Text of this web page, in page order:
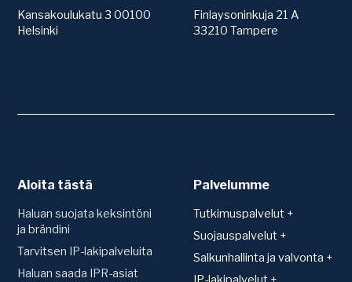
Kansakoulukatu 3 00100
Helsinki
Finlaysoninkuja 21 A
33210 Tampere
Aloita tästä
Haluan suojata keksintöni
ja brändini
Tarvitsen IP-lakipalveluita
Haluan saada IPR-asiat
Palvelumme
Tutkimuspalvelut +
Patentit
Teknologiakartoitus
Suojauspalvelut +
Suojan hakeminen ja
Salkunhallinta ja valvonta +
Salkunhallinta